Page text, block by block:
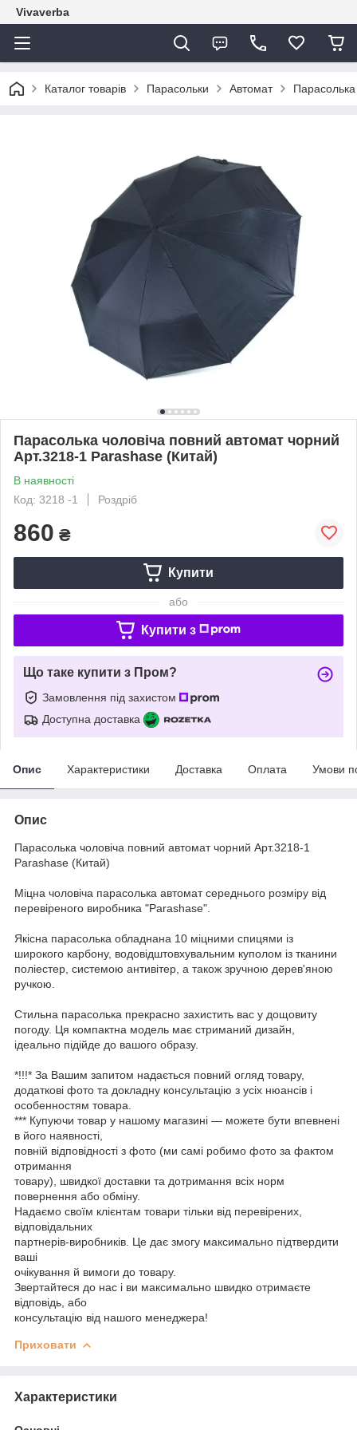
Vivaverba
Каталог товарів Парасольки Автомат
Парасолька чоловіча повний автомат чорний
Арт.3218-1 Parashase (Китай)
В наявності
Код: 3218 -1
Роздріб
860 ₴
Купити
або
Купити з
Що таке купити з Пром?
Замовлення під захистом
Доступна доставка
Опис Характеристики Доставка Оплата Умови
Опис
Парасолька чоловіча повний автомат чорний Арт.3218-1
Parashase (Китай)
Міцна чоловіча парасолька автомат середнього розміру від
перевіреного виробника "Parashase".
Якісна парасолька обладнана 10 міцними спицями із
широкого карбону, водовідштовхувальним куполом із тканини
поліестер, системою антивітер, а також зручною дерев'яною
ручкою.
Стильна парасолька прекрасно захистить вас у дощовиту
погоду. Ця компактна модель має стриманий дизайн,
ідеально підійде до вашого образу.
*!!!* За Вашим запитом надається повний огляд товару,
додаткові фото та докладну консультацію з усіх нюансів і
особенностям товара.
*** Купуючи товар у нашому магазині — можете бути впевнені
в його наявності,
повній відповідності з фото (ми самі робимо фото за фактом
отримання
товару), швидкої доставки та дотримання всіх норм
повернення або обміну.
Надаємо своїм клієнтам товари тільки від перевірених,
відповідальних
партнерів-виробників. Це дає змогу максимально підтвердити
ваші
очікування й вимоги до товару.
Звертайтеся до нас і ви максимально швидко отримаєте
відповідь, або
консультацію від нашого менеджера!
Приховати
Характеристики